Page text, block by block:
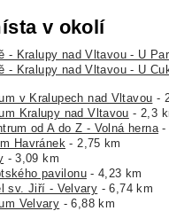
v okolí
- Kralupy nad Vltavou - U
- Kralupy nad Vltavou - U
v Kralupech nad Vltavou -
Kralupy nad Vltavou - 2,3
od A do Z - Volná herna-
Havránek - 2,75 km
- 3,09 km
pavilonu- 4,23 km
sv. Jiří - Velvary - 6,74 km
Velvary - 6,88 km